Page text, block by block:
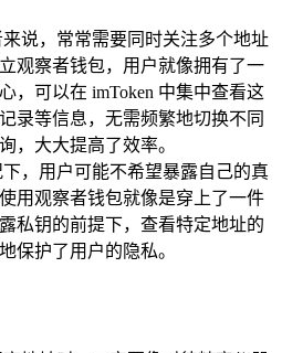
说，常常需要同时关注多个地址
观察者钱包，用户就像拥有了一
，可以在 imToken 中集中查看这
录等信息，无需频繁地切换不同
，大大提高了效率。
，用户可能不希望暴露自己的真
用观察者钱包就像是穿上了一件
私钥的前提下，查看特定地址的
保护了用户的隐私。